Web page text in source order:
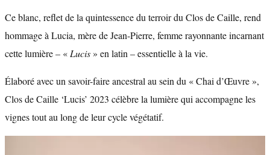
Ce blanc, reflet de la quintessence du terroir du Clos de Caille, rend
hommage à Lucia, mère de Jean-Pierre, femme rayonnante incarnant
cette lumière – « Lucis» en latin – essentielle à la vie.
Élaboré avec un savoir-faire ancestral au sein du « Chai d’Œuvre »,
Clos de Caille ‘Lucis’ 2023 célèbre la lumière qui accompagne les
vignes tout au long de leur cycle végétatif.